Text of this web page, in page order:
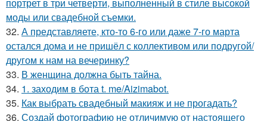
моды или свадебной съемки.
32. А представляете, кто-то 6-го или даже 7-го марта
остался дома и не пришёл с коллективом или подругой/
другом к нам на вечеринку?
33. В женщина должна быть тайна.
34. 1. заходим в бота t. me/Aizimabot.
35. Как выбрать свадебный макияж и не прогадать?
36. Создай фотографию не отличимую от настоящего